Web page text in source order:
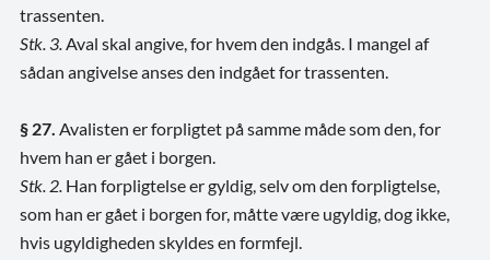
trassenten.
Stk. 3. Aval skal angive, for hvem den indgås. I mangel af
sådan angivelse anses den indgået for trassenten.
§ 27. Avalisten er forpligtet på samme måde som den, for
hvem han er gået i borgen.
Stk. 2. Han forpligtelse er gyldig, selv om den forpligtelse,
som han er gået i borgen for, måtte være ugyldig, dog ikke,
hvis ugyldigheden skyldes en formfejl.